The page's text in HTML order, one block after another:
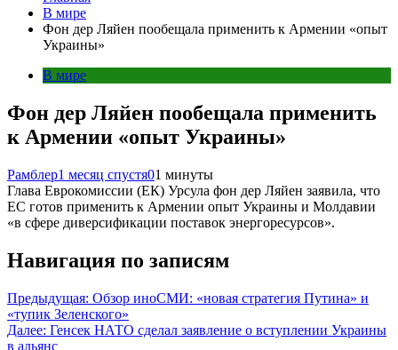
В мире
Фон дер Ляйен пообещала применить к Армении «опыт
Украины»
В мире
Фон дер Ляйен пообещала применить
к Армении «опыт Украины»
Рамблер1 месяц спустя01 минуты
Глава Еврокомиссии (ЕК) Урсула фон дер Ляйен заявила, что
ЕС готов применить к Армении опыт Украины и Молдавии
«в сфере диверсификации поставок энергоресурсов».
Навигация по записям
Предыдущая: Обзор иноСМИ: «новая стратегия Путина» и
«тупик Зеленского»
Далее: Генсек НАТО сделал заявление о вступлении Украины
в альянс